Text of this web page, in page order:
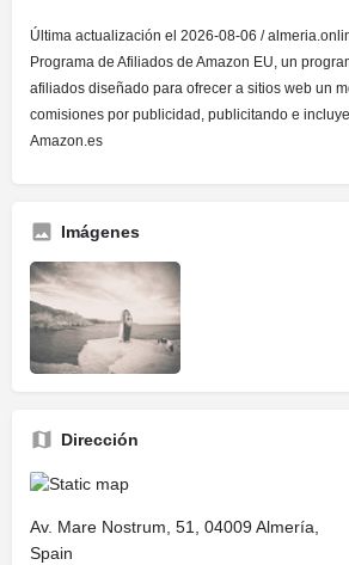
Última actualización el 2026-08-06 /
Programa de Afiliados de Amazon EU, un
afiliados diseñado para ofrecer a sitios web un
comisiones por publicidad, publicitando e
Amazon.es
Imágenes
Dirección
Av. Mare Nostrum, 51, 04009 Almería,
Spain